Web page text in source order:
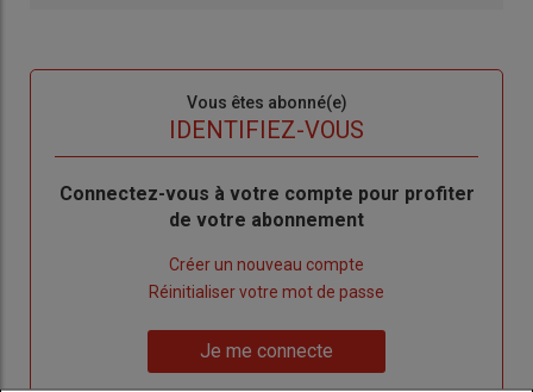
Vous êtes abonné(e)
IDENTIFIEZ-VOUS
Body
Connectez-vous à votre compte pour profiter
de votre abonnement
Créer un nouveau compte
Réinitialiser votre mot de passe
Je me connecte